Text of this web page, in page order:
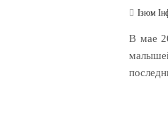
Ізюм
В мае